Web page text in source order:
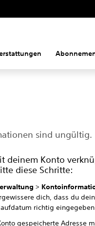
sind ungültig.
deinem Konto
diese Schritte:
>
dich, dass du
richtig
gespeicherte Adresse